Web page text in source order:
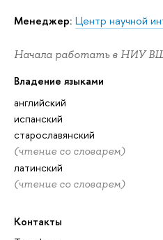
Менеджер: Центр научной
Начала работать в НИУ
Владение языками
английский
испанский
старославянский
(чтение со словарем)
латинский
(чтение со словарем)
Контакты